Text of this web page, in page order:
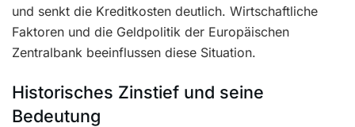
und senkt die Kreditkosten deutlich. Wirtschaftliche
Faktoren und die Geldpolitik der Europäischen
Zentralbank beeinflussen diese Situation.
Historisches Zinstief und seine
Bedeutung